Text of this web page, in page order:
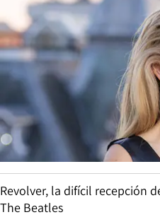
Revolver, la difícil recepción
The Beatles